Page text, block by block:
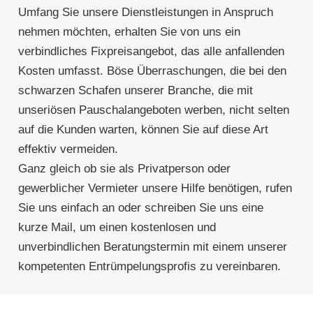
Umfang Sie unsere Dienstleistungen in Anspruch
nehmen möchten, erhalten Sie von uns ein
verbindliches Fixpreisangebot, das alle anfallenden
Kosten umfasst. Böse Überraschungen, die bei den
schwarzen Schafen unserer Branche, die mit
unseriösen Pauschalangeboten werben, nicht selten
auf die Kunden warten, können Sie auf diese Art
effektiv vermeiden.
Ganz gleich ob sie als Privatperson oder
gewerblicher Vermieter unsere Hilfe benötigen, rufen
Sie uns einfach an oder schreiben Sie uns eine
kurze Mail, um einen kostenlosen und
unverbindlichen Beratungstermin mit einem unserer
kompetenten Entrümpelungsprofis zu vereinbaren.